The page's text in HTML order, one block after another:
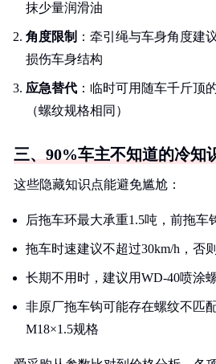
抹少量润滑油
角度限制 ：牵引绳与车身角度建
损伤车身结构
应急替代 ：临时可用随车千斤顶
（螺纹规格相同）
三、90%车主不知道的冷知
这些隐藏知识点能避免尴尬：
后拖车环最大承重1.5吨，前拖车
拖车时速建议不超过30km/h，否
长期不用时，建议用WD-40喷涂
非原厂拖车钩可能存在螺纹不匹
M18×1.5规格